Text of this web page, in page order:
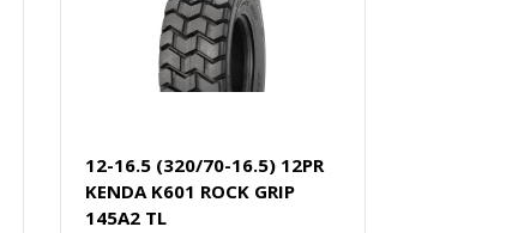
12-16.5 (320/70-16.5) 12PR
KENDA K601 ROCK GRIP
145A2 TL